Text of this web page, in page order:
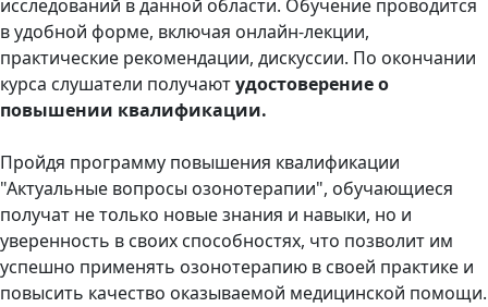
исследований в данной области. Обучение проводится
в удобной форме, включая онлайн-лекции,
практические рекомендации, дискуссии. По окончании
курса слушатели получаютудостоверение о
повышении квалификации.
Пройдя программу повышения квалификации
"Актуальные вопросы озонотерапии", обучающиеся
получат не только новые знания и навыки, но и
уверенность в своих способностях, что позволит им
успешно применять озонотерапию в своей практике и
повысить качество оказываемой медицинской помощи.